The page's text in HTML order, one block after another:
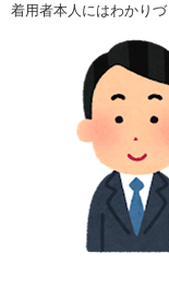
着用者本人にはわかり